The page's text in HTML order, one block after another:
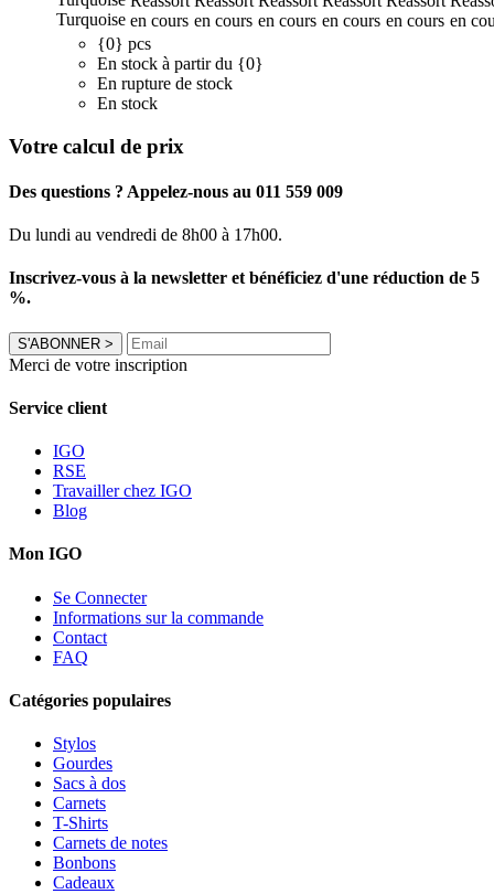
Turquoise en cours en cours en cours en cours en cours en
{0} pcs
En stock à partir du {0}
En rupture de stock
En stock
Votre calcul de prix
Des questions ? Appelez-nous au 011 559 009
Du lundi au vendredi de 8h00 à 17h00.
Inscrivez-vous à la newsletter et bénéficiez d'une réduction de 5
%.
S'ABONNER >
Merci de votre inscription
Service client
IGO
RSE
Travailler chez IGO
Blog
Mon IGO
Se Connecter
Informations sur la commande
Contact
FAQ
Catégories populaires
Stylos
Gourdes
Sacs à dos
Carnets
T-Shirts
Carnets de notes
Bonbons
Cadeaux